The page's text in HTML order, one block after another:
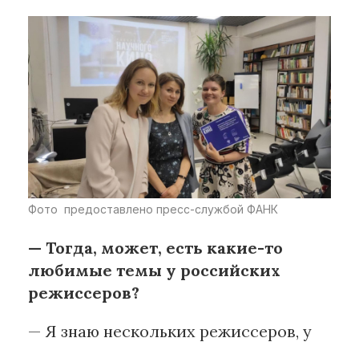
Фото предоставлено пресс-службой ФАНК
— Тогда, может, есть какие-то
любимые темы у российских
режиссеров?
— Я знаю нескольких режиссеров, у